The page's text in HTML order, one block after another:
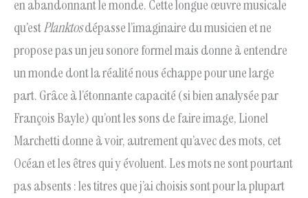
en abandonnant le monde. Cette longue œuvre musicale
qu’estPlanktosdépasse l’imaginaire du musicien et ne
propose pas un jeu sonore formel mais donne à entendre
un monde dont la réalité nous échappe pour une large
part. Grâce à l’étonnante capacité (si bien analysée par
François Bayle) qu’ont les sons de faire image, Lionel
Marchetti donne à voir, autrement qu’avec des mots, cet
Océan et les êtres qui y évoluent. Les mots ne sont pourtant
pas absents : les titres que j’ai choisis sont pour la plupart